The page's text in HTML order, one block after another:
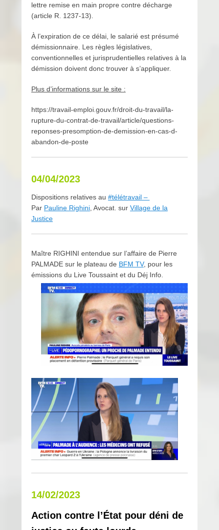
lettre remise en main propre contre décharge
(article R. 1237-13).
À l’expiration de ce délai, le salarié est présumé
démissionnaire. Les règles législatives,
conventionnelles et jurisprudentielles relatives à la
démission doivent donc trouver à s’appliquer.
Plus d’informations sur le site :
https://travail-emploi.gouv.fr/droit-du-travail/la-
rupture-du-contrat-de-travail/article/questions-
reponses-presomption-de-demission-en-cas-d-
abandon-de-poste
04/04/2023
Dispositions relatives au #télétravail –
Par Pauline Righini , Avocat. sur Village de la
Justice
Maître RIGHINI entendue sur l’affaire de Pierre
PALMADE sur le plateau de BFM TV, pour les
émissions du Live Toussaint et du Déj Info.
14/02/2023
Action contre l’État pour déni de